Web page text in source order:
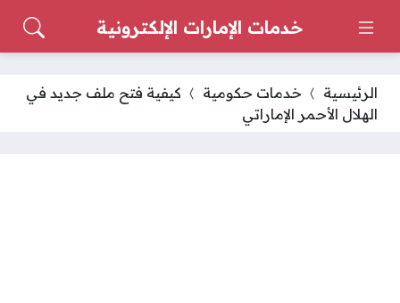
خدمات الإمارات الإلكترونية
الرئيسية خدمات حكومية
كيفية فتح ملف جديد في
الهلال الأحمر الإماراتي